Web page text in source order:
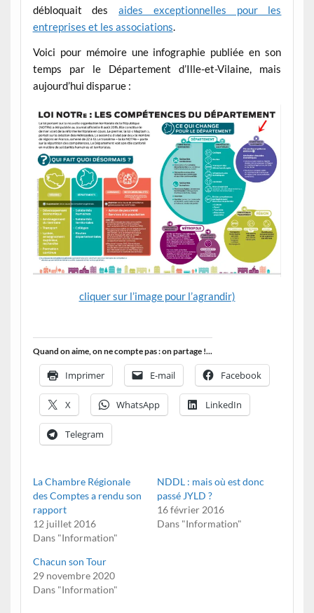
débloquait desaides exceptionnelles pour les
entreprises et les associations.
Voici pour mémoire une infographie publiée en son
temps par le Département d’Ille-et-Vilaine, mais
aujourd’hui disparue :
cliquer sur l’image pour l’agrandir)
Quand on aime, on ne compte pas : on partage !...
Imprimer E-mail Facebook
X WhatsApp LinkedIn
Telegram
La Chambre Régionale
des Comptes a rendu son
rapport
12 juillet 2016
Dans "Information"
NDDL : mais où est donc
passé JYLD ?
16 février 2016
Dans "Information"
Chacun son Tour
29 novembre 2020
Dans "Information"